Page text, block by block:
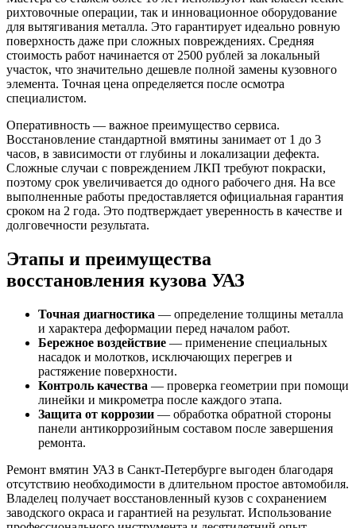
рихтовочные операции, так и инновационное оборудование
для вытягивания металла. Это гарантирует идеально ровную
поверхность даже при сложных повреждениях. Средняя
стоимость работ начинается от 2500 рублей за локальный
участок, что значительно дешевле полной замены кузовного
элемента. Точная цена определяется после осмотра
специалистом.
Оперативность — важное преимущество сервиса.
Восстановление стандартной вмятины занимает от 1 до 3
часов, в зависимости от глубины и локализации дефекта.
Сложные случаи с повреждением ЛКП требуют покраски,
поэтому срок увеличивается до одного рабочего дня. На все
выполненные работы предоставляется официальная гарантия
сроком на 2 года. Это подтверждает уверенность в качестве и
долговечности результата.
Этапы и преимущества
восстановления кузова УАЗ
Точная диагностика — определение толщины металла
и характера деформации перед началом работ.
Бережное воздействие — применение специальных
насадок и молотков, исключающих перегрев и
растяжение поверхности.
Контроль качества — проверка геометрии при помощи
линейки и микрометра после каждого этапа.
Защита от коррозии — обработка обратной стороны
панели антикоррозийным составом после завершения
ремонта.
Ремонт вмятин УАЗ в Санкт-Петербурге выгоден благодаря
отсутствию необходимости в длительном простое автомобиля.
Владелец получает восстановленный кузов с сохранением
заводского окраса и гарантией на результат. Использование